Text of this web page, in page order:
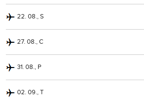
22. 08., S
27. 08., C
31. 08., P
02. 09., T